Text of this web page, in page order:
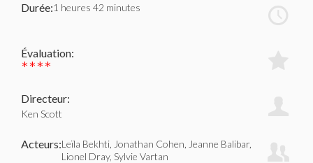
Durée:1 heures 42 minutes
Évaluation:
****
Directeur:
Ken Scott
Acteurs:Leïla Bekhti, Jonathan Cohen, Jeanne Balibar,
Lionel Dray, Sylvie Vartan